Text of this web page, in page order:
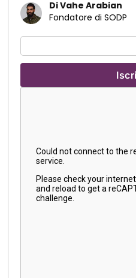
Di Vahe Arabian
Fondatore di SODP